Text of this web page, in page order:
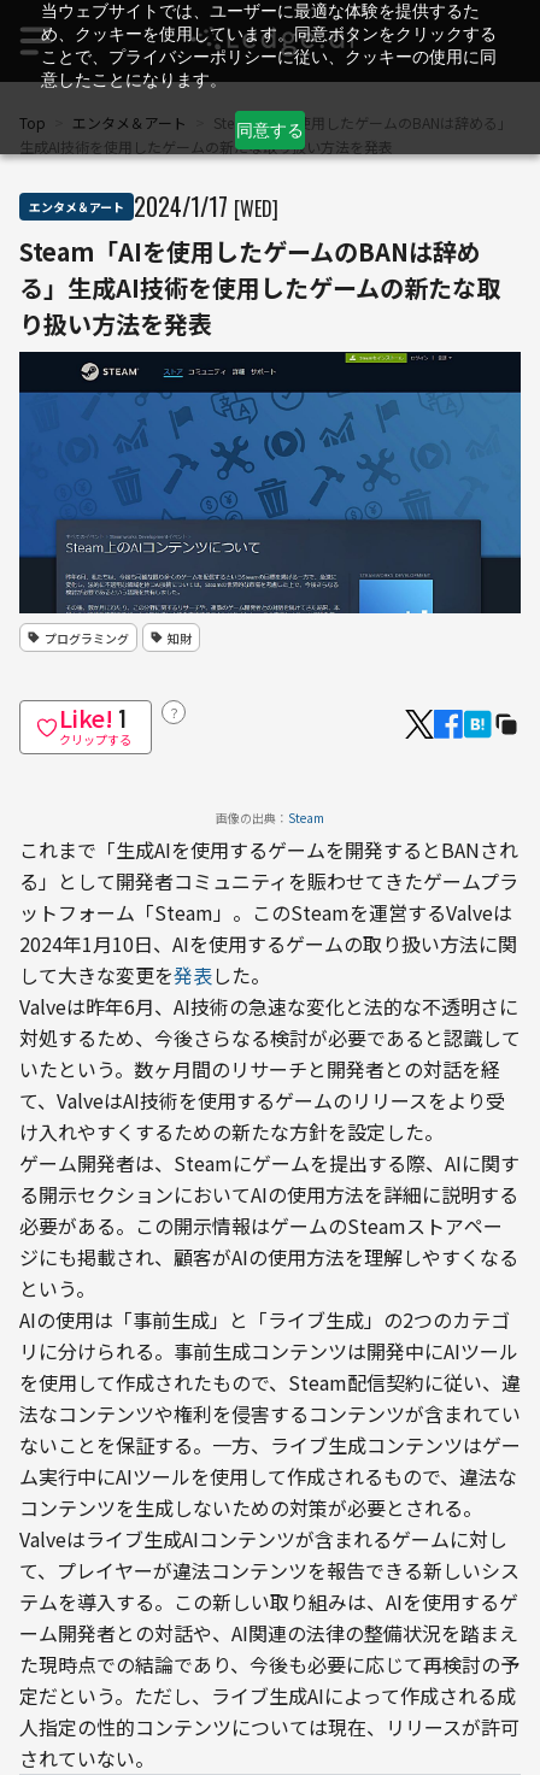
当ウェブサイトでは、ユーザーに最適な体験を提供するた
め、クッキーを使用しています。同意ボタンをクリックする
ことで、プライバシーポリシーに従い、クッキーの使用に同
意したことになります。
同意する
Top エンタメ＆アート
Steam「AIを使用したゲームのBANは辞める」
生成AI技術を使用したゲームの新たな取り扱い方法を発表
エンタメ＆アート 2024/1/17 [WED]
Steam「AIを使用したゲームのBANは辞め
る」生成AI技術を使用したゲームの新たな取
り扱い方法を発表
プログラミング 知財
Like! 1
クリップする
？
画像の出典： Steam
これまで「生成AIを使用するゲームを開発するとBANされ
る」として開発者コミュニティを賑わせてきたゲームプラ
ットフォーム「Steam」。このSteamを運営するValveは
2024年1月10日、AIを使用するゲームの取り扱い方法に関
して大きな変更を発表した。
Valveは昨年6月、AI技術の急速な変化と法的な不透明さに
対処するため、今後さらなる検討が必要であると認識して
いたという。数ヶ月間のリサーチと開発者との対話を経
て、ValveはAI技術を使用するゲームのリリースをより受
け入れやすくするための新たな方針を設定した。
ゲーム開発者は、Steamにゲームを提出する際、AIに関す
る開示セクションにおいてAIの使用方法を詳細に説明する
必要がある。この開示情報はゲームのSteamストアペー
ジにも掲載され、顧客がAIの使用方法を理解しやすくなる
という。
AIの使用は「事前生成」と「ライブ生成」の2つのカテゴ
リに分けられる。事前生成コンテンツは開発中にAIツール
を使用して作成されたもので、Steam配信契約に従い、違
法なコンテンツや権利を侵害するコンテンツが含まれてい
ないことを保証する。一方、ライブ生成コンテンツはゲー
ム実行中にAIツールを使用して作成されるもので、違法な
コンテンツを生成しないための対策が必要とされる。
Valveはライブ生成AIコンテンツが含まれるゲームに対し
て、プレイヤーが違法コンテンツを報告できる新しいシス
テムを導入する。この新しい取り組みは、AIを使用するゲ
ーム開発者との対話や、AI関連の法律の整備状況を踏まえ
た現時点での結論であり、今後も必要に応じて再検討の予
定だという。ただし、ライブ生成AIによって作成される成
人指定の性的コンテンツについては現在、リリースが許可
されていない。